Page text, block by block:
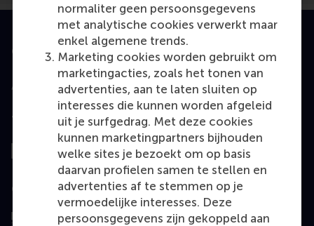
normaliter geen persoonsgegevens
met analytische cookies verwerkt maar
enkel algemene trends.
Marketing cookies worden gebruikt om
marketingacties, zoals het tonen van
advertenties, aan te laten sluiten op
interesses die kunnen worden afgeleid
uit je surfgedrag. Met deze cookies
kunnen marketingpartners bijhouden
welke sites je bezoekt om op basis
daarvan profielen samen te stellen en
advertenties af te stemmen op je
vermoedelijke interesses. Deze
persoonsgegevens zijn gekoppeld aan
Geaccrediteerd door
Top gerangschikt
Geëvalueerd door